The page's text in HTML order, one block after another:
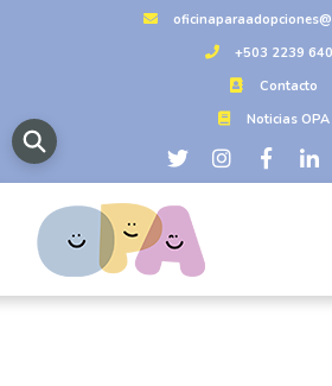
+503 2239
Contacto
Noticias OPA